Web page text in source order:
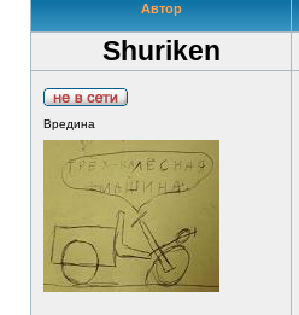
Автор
Shuriken
Вредина